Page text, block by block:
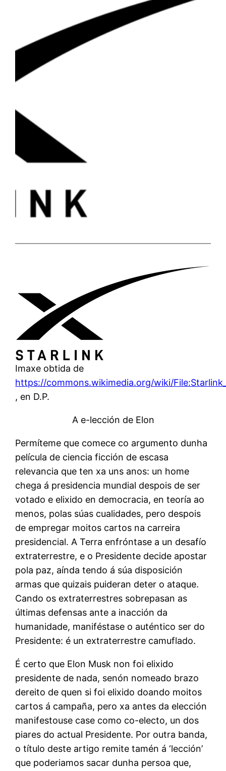
Imaxe obtida de
https://commons.wikimedia.org/wiki/
, en D.P.
A e-lección de Elon
Permíteme que comece co argumento dunha
película de ciencia ficción de escasa
relevancia que ten xa uns anos: un home
chega á presidencia mundial despois de ser
votado e elixido en democracia, en teoría ao
menos, polas súas cualidades, pero despois
de empregar moitos cartos na carreira
presidencial. A Terra enfróntase a un desafío
extraterrestre, e o Presidente decide apostar
pola paz, aínda tendo á súa disposición
armas que quizais puideran deter o ataque.
Cando os extraterrestres sobrepasan as
últimas defensas ante a inacción da
humanidade, maniféstase o auténtico ser do
Presidente: é un extraterrestre camuflado.
É certo que Elon Musk non foi elixido
presidente de nada, senón nomeado brazo
dereito de quen si foi elixido doando moitos
cartos á campaña, pero xa antes da elección
manifestouse case como co-electo, un dos
piares do actual Presidente. Por outra banda,
o título deste artigo remite tamén á ‘lección’
que poderiamos sacar dunha persoa que,